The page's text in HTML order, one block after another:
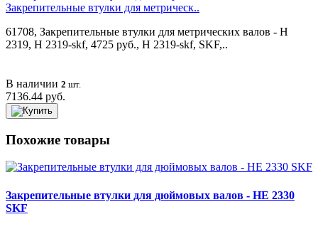
Закрепительные втулки для метрическ..
61708, Закрепительные втулки для метрических валов - H
2319, H 2319-skf, 4725 руб., H 2319-skf, SKF,..
В наличии 2 шт.
7136.44 руб.
Похожие товары
Закрепительные втулки для дюймовых валов - HE 2330
SKF